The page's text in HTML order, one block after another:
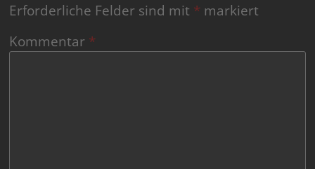
Erforderliche Felder sind mit * markiert
Kommentar *